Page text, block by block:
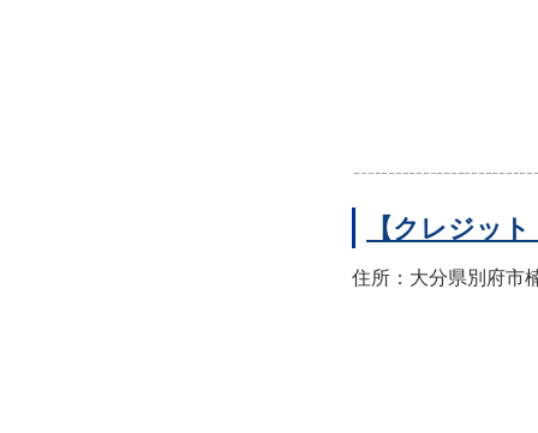
【クレジッ
住所：大分県別府市